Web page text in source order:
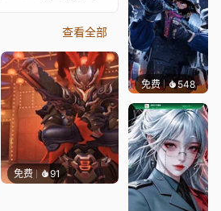
查看全部
免费 91
免费 548小鬼